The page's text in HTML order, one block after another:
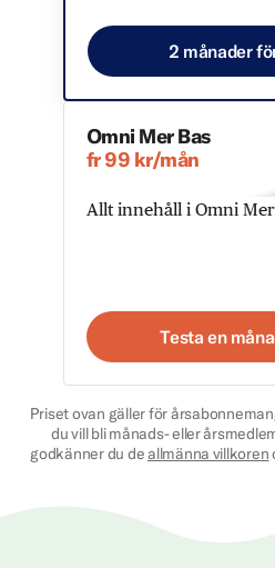
2 månader
Omni Mer Bas
fr 99 kr/mån
Allt innehåll i Omni
Testa en
Priset ovan gäller för
du vill bli månads- eller
godkänner du deallmänna villkoren